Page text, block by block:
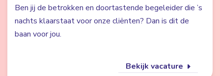
Ben jij de betrokken en doortastende begeleider die ’s
nachts klaarstaat voor onze cliënten? Dan is dit de
baan voor jou.
Bekijk vacature